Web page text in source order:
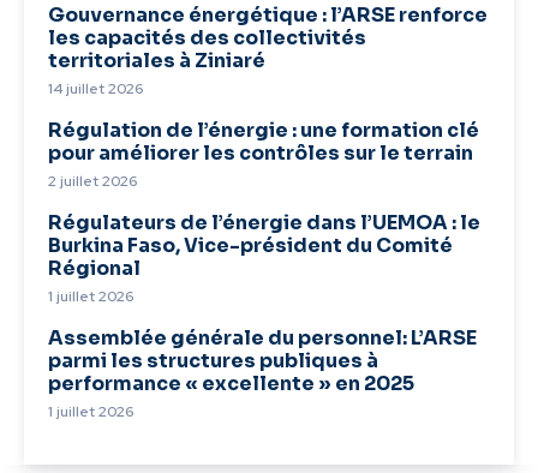
Gouvernance énergétique : l’ARSE renforce
les capacités des collectivités
territoriales à Ziniaré
14 juillet 2026
Régulation de l’énergie : une formation clé
pour améliorer les contrôles sur le terrain
2 juillet 2026
Régulateurs de l’énergie dans l’UEMOA : le
Burkina Faso, Vice-président du Comité
Régional
1 juillet 2026
Assemblée générale du personnel: L’ARSE
parmi les structures publiques à
performance « excellente » en 2025
1 juillet 2026